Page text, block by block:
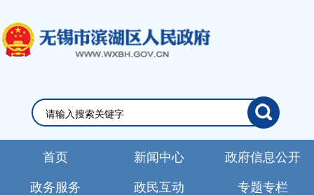
首页 新闻中心 政府信息公开
政务服务 政民互动 专题专栏